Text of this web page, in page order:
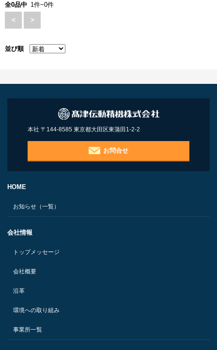
全0品中 1件−0件
< >
並び順
本社 〒144-8585 東京都大田区東蒲田1-2-2
お問合せ
HOME
お知らせ（一覧）
会社情報
トップメッセージ
会社概要
沿革
環境への取り組み
事業所一覧